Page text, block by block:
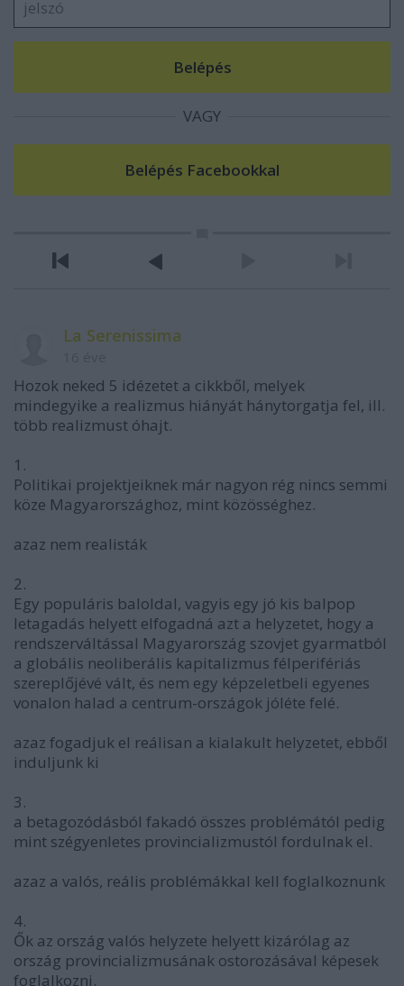
VAGY
La Serenissima
Hozok neked 5 idézetet a cikkből, melyek
mindegyike a realizmus hiányát hánytorgatja fel, ill.
több realizmust óhajt.
1.
Politikai projektjeiknek már nagyon rég nincs semmi
köze Magyarországhoz, mint közösséghez.
azaz nem realisták
2.
Egy populáris baloldal, vagyis egy jó kis balpop
letagadás helyett elfogadná azt a helyzetet, hogy a
rendszerváltással Magyarország szovjet gyarmatból
a globális neoliberális kapitalizmus félperifériás
szereplőjévé vált, és nem egy képzeletbeli egyenes
vonalon halad a centrum-országok jóléte felé.
azaz fogadjuk el reálisan a kialakult helyzetet, ebből
induljunk ki
3.
a betagozódásból fakadó összes problémától pedig
mint szégyenletes provincializmustól fordulnak el.
azaz a valós, reális problémákkal kell foglalkoznunk
4.
Ők az ország valós helyzete helyett kizárólag az
ország provincializmusának ostorozásával képesek
foglalkozni.